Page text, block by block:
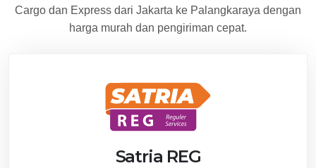
Cargo dan Express dari Jakarta ke Palangkaraya dengan
harga murah dan pengiriman cepat.
Satria REG